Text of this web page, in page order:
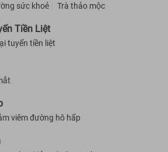
sức khoẻ Trà thảo mộc
Tiền Liệt
tuyến tiền liệt
viêm đường hô hấp